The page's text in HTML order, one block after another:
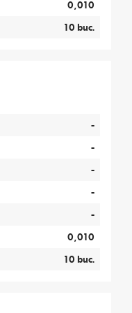
0,010
10 buc.
-
-
-
-
-
0,010
10 buc.